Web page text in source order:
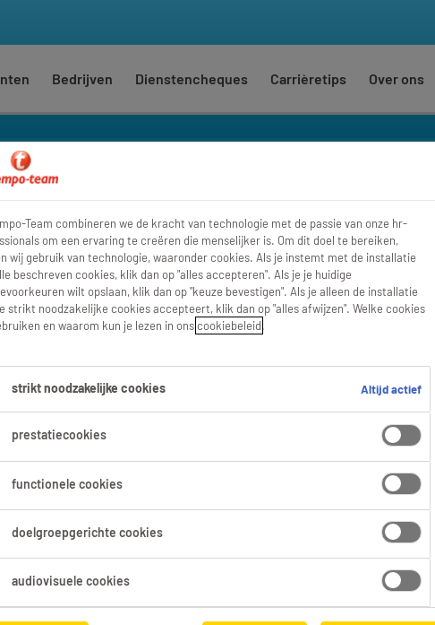
Bedrijven Dienstencheques Carrièretips Over ons
Waar Straal
medewerker-housekeeping
Team combineren we de kracht van technologie met de passie van onze hr-
om een ervaring te creëren die menselijker is. Om dit doel te bereiken,
wij gebruik van technologie, waaronder cookies. Als je instemt met de installatie
beschreven cookies, klik dan op "alles accepteren". Als je je huidige
wilt opslaan, klik dan op "keuze bevestigen". Als je alleen de installatie
strikt noodzakelijke cookies accepteert, klik dan op "alles afwijzen". Welke cookies
en waarom kun je lezen in onscookiebeleid.
strikt noodzakelijke cookies Altijd actief
prestatiecookies
functionele cookies
doelgroepgerichte cookies
audiovisuele cookies